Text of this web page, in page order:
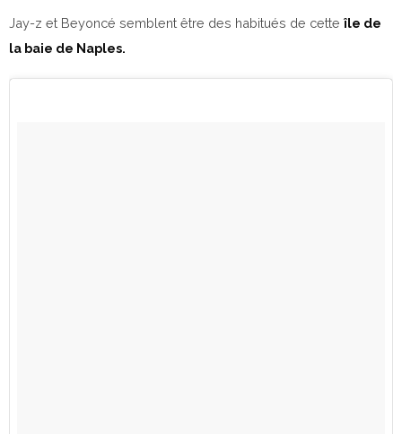
Jay-z et Beyoncé semblent être des habitués de cette île de
la baie de Naples.